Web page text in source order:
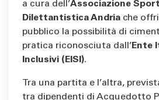
a cura dell’Associazione
Dilettantistica Andria che
pubblico la possibilità di
pratica riconosciuta dall’ Ente
Inclusivi (EISI).
Tra una partita e l’altra,
tra dipendenti di Acquedotto